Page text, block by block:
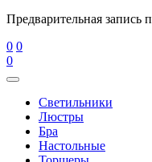
Предварительная запись
0 0
0
Cветильники
Люстры
Бра
Настольные